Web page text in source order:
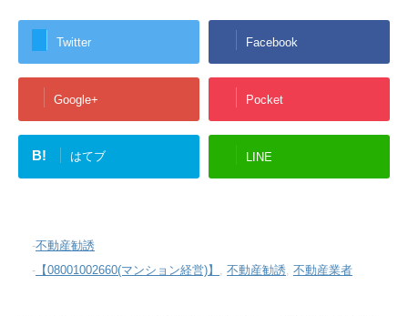
Twitter Facebook
Google+ Pocket
B! はてブ LINE
-不動産勧誘
- 【08001002660(マンション経営)】 不動産勧誘 不動産業者